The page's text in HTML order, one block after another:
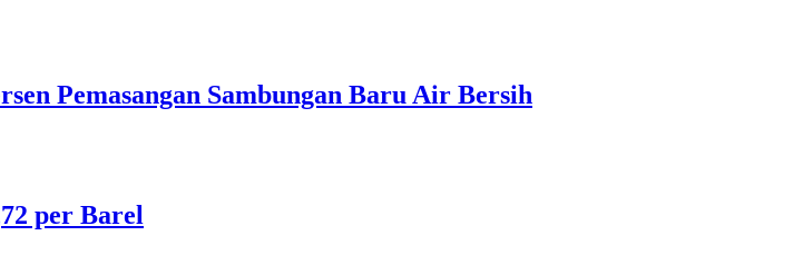
Pemasangan Sambungan Baru Air Bersih
per Barel